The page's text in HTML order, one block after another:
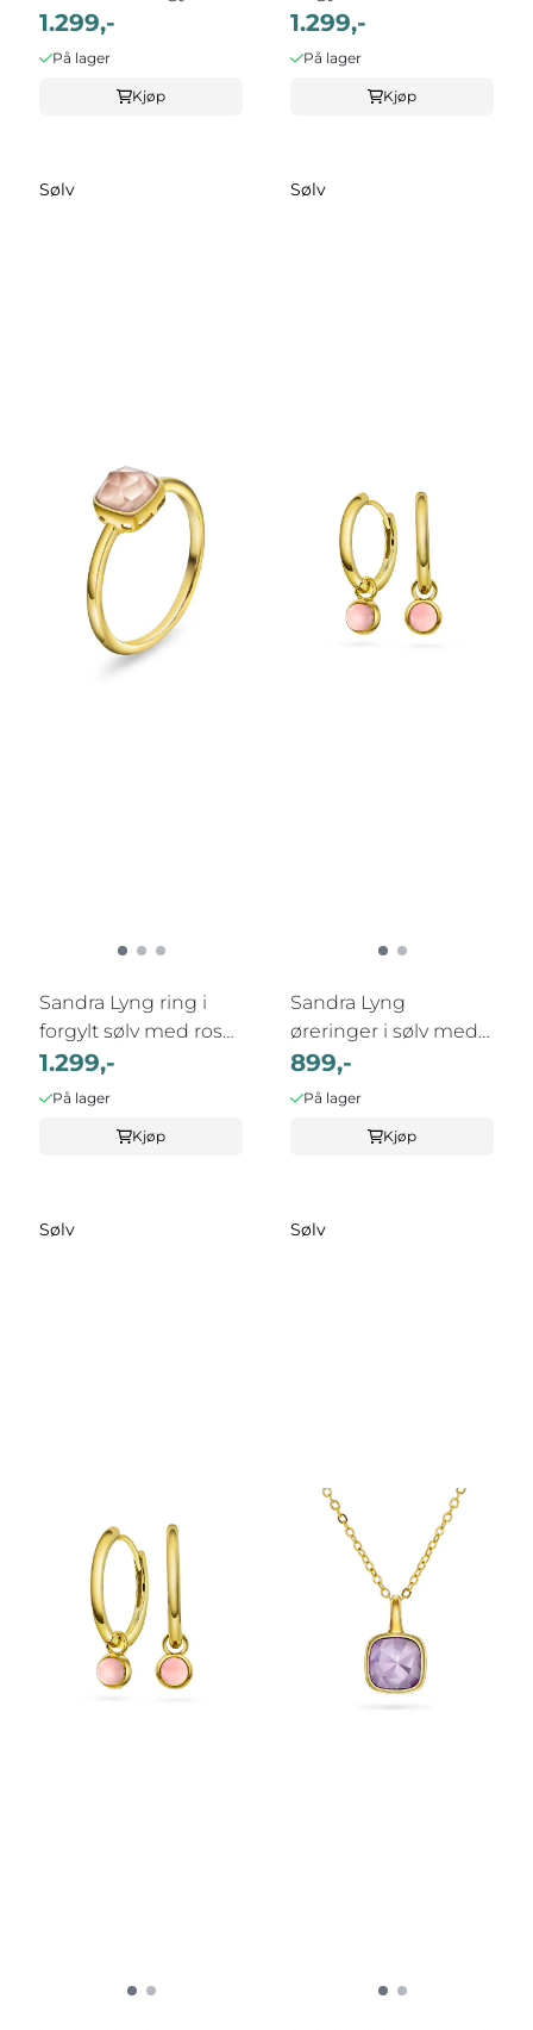
med rosa ...
1.299,-
På lager
Kjøp
Opal, ...
1.299,-
På lager
Kjøp
Sølv
Sandra Lyng ring i
forgylt sølv med rosa
Opal, ...
1.299,-
På lager
Kjøp
Sølv
Sandra Lyng
øreringer i sølv med
rosa opal H:18 ...
899,-
På lager
Kjøp
Sølv Sølv